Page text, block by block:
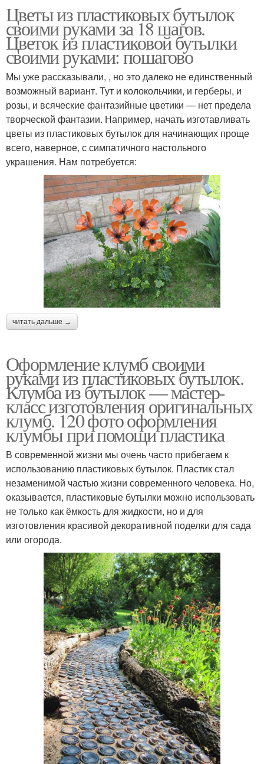
Цветы из пластиковых бутылок
своими руками за 18 шагов.
Цветок из пластиковой бутылки
своими руками: пошагово
Мы уже рассказывали, , но это далеко не единственный
возможный вариант. Тут и колокольчики, и герберы, и
розы, и всяческие фантазийные цветики — нет предела
творческой фантазии. Например, начать изготавливать
цветы из пластиковых бутылок для начинающих проще
всего, наверное, с симпатичного настольного
украшения. Нам потребуется:
читать дальше →
Оформление клумб своими
руками из пластиковых бутылок.
Клумба из бутылок — мастер-
класс изготовления оригинальных
клумб. 120 фото оформления
клумбы при помощи пластика
В современной жизни мы очень часто прибегаем к
использованию пластиковых бутылок. Пластик стал
незаменимой частью жизни современного человека. Но,
оказывается, пластиковые бутылки можно использовать
не только как ёмкость для жидкости, но и для
изготовления красивой декоративной поделки для сада
или огорода.